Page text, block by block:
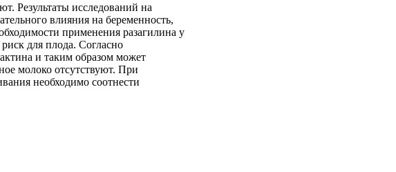
Результаты исследований на
влияния на беременность,
применения разагилина у
для плода. Согласно
и таким образом может
молоко отсутствуют. При
необходимо соотнести